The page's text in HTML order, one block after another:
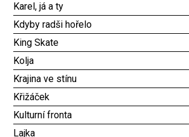
Karel, já a ty
Kdyby radši hořelo
King Skate
Kolja
Krajina ve stínu
Křižáček
Kulturní fronta
Lajka